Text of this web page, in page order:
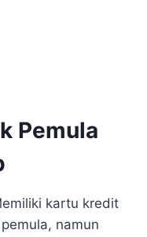
Pemula
kartu kredit
namun